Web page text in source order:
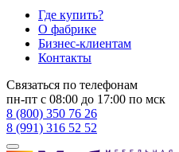
Где купить?
О фабрике
Бизнес-клиентам
Контакты
Связаться по телефонам
пн-пт с 08:00 до 17:00 по мск
8 (800) 350 76 26
8 (991) 316 52 52